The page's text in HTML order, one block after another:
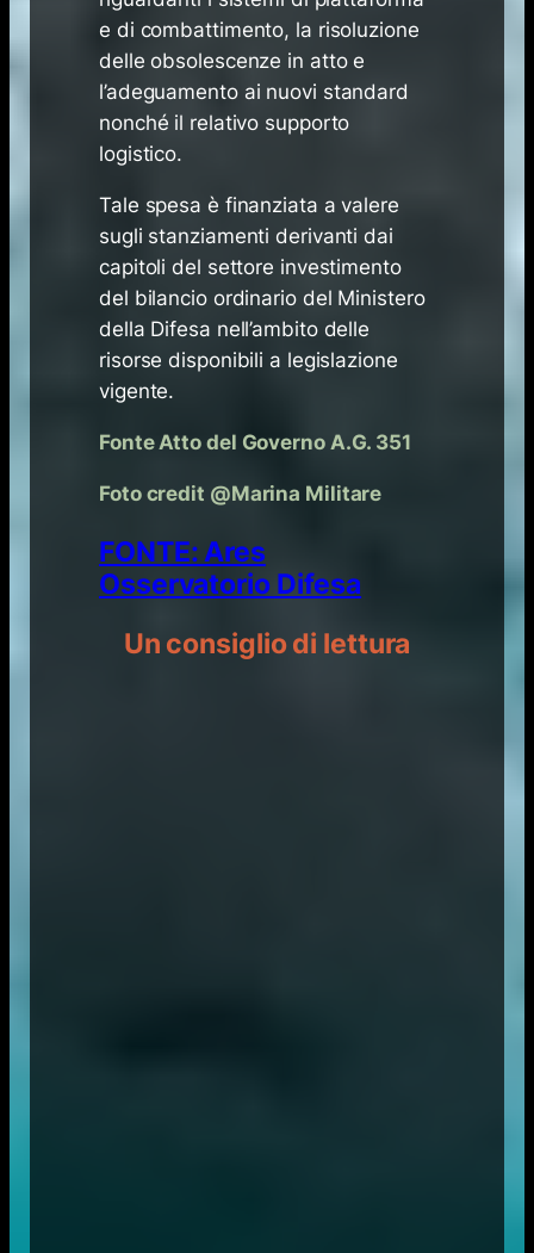
e di combattimento, la risoluzione
delle obsolescenze in atto e
l’adeguamento ai nuovi standard
nonché il relativo supporto
logistico.
Tale spesa è finanziata a valere
sugli stanziamenti derivanti dai
capitoli del settore investimento
del bilancio ordinario del Ministero
della Difesa nell’ambito delle
risorse disponibili a legislazione
vigente.
Fonte Atto del Governo A.G. 351
Foto credit @Marina Militare
FONTE: Ares
Osservatorio Difesa
Un consiglio di lettura